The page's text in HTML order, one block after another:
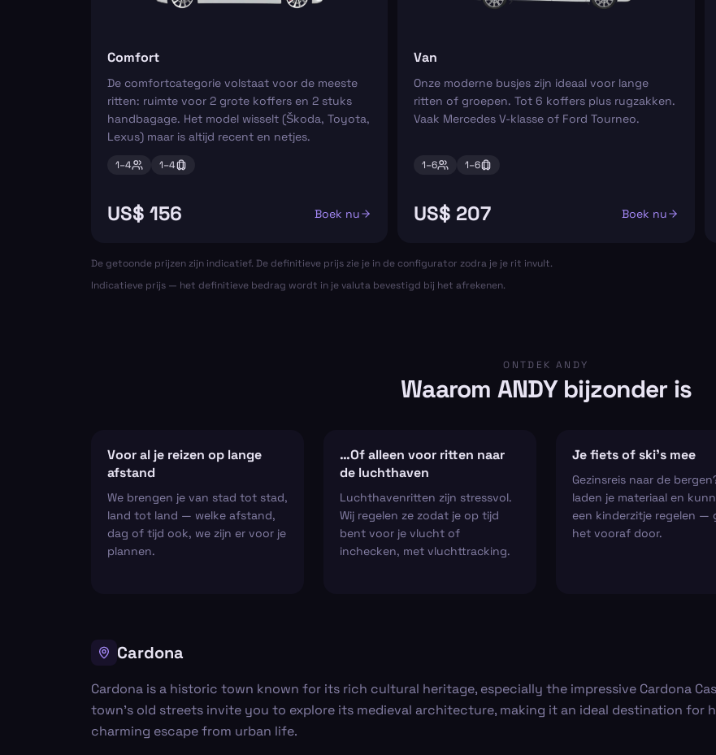
Comfort
De comfortcategorie volstaat voor de meeste
ritten: ruimte voor 2 grote koffers en 2 stuks
handbagage. Het model wisselt (Škoda, Toyota,
Lexus) maar is altijd recent en netjes.
1–4 1–4
US$ 156 Boek nu
Van
Onze moderne busjes zijn ideaal voor lange
ritten of groepen. Tot 6 koffers plus rugzakken.
Vaak Mercedes V-klasse of Ford Tourneo.
1–6 1–6
US$ 207 Boek nu
De getoonde prijzen zijn indicatief. De definitieve prijs zie je in de configurator zodra je je rit invult.
Indicatieve prijs — het definitieve bedrag wordt in je valuta bevestigd bij het afrekenen.
ONTDEK ANDY
Waarom ANDY bijzonder is
Voor al je reizen op lange
afstand
We brengen je van stad tot stad,
land tot land — welke afstand,
dag of tijd ook, we zijn er voor je
plannen.
…Of alleen voor ritten naar
de luchthaven
Luchthavenritten zijn stressvol.
Wij regelen ze zodat je op tijd
bent voor je vlucht of
inchecken, met vluchttracking.
Je fiets of ski’s mee
Gezinsreis naar de
laden je materiaal en
een kinderzitje regelen —
het vooraf door.
Cardona
Cardona is a historic town known for its rich cultural heritage, especially the impressive Cardona
town’s old streets invite you to explore its medieval architecture, making it an ideal destination
charming escape from urban life.